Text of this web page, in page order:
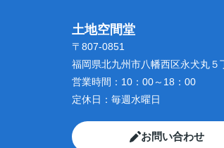
土地空間堂
〒807-0851
福岡県北九州市八幡西区永犬丸５
営業時間： 10：00～18：00
定休日： 毎週水曜日
お問い合わせ